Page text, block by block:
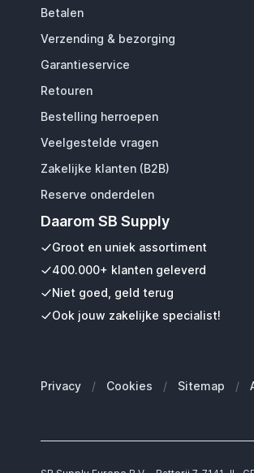
Betalen
Verzending & bezorging
Garantieservice
Retouren
Bestelling herroepen
Veelgestelde vragen
Zakelijke klanten (B2B)
Reserve onderdelen
Daarom SB Supply
Groot en uniek assortiment
400.000+ klanten geleverd
Niet goed, geld terug
Ook jouw zakelijke specialist!
Privacy / Cookies / Sitemap /